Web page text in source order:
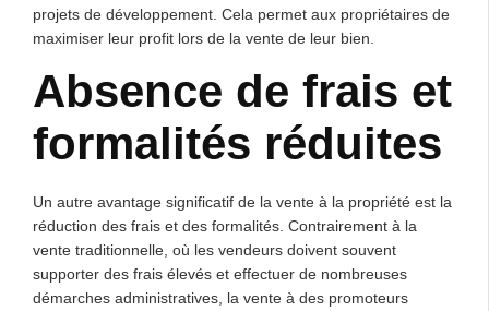
projets de développement. Cela permet aux propriétaires de
maximiser leur profit lors de la vente de leur bien.
Absence de frais et
formalités réduites
Un autre avantage significatif de la vente à la propriété est la
réduction des frais et des formalités. Contrairement à la
vente traditionnelle, où les vendeurs doivent souvent
supporter des frais élevés et effectuer de nombreuses
démarches administratives, la vente à des promoteurs